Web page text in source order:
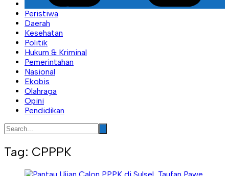
Peristiwa
Daerah
Kesehatan
Politik
Hukum & Kriminal
Pemerintahan
Nasional
Ekobis
Olahraga
Opini
Pendidikan
Tag: CPPPK